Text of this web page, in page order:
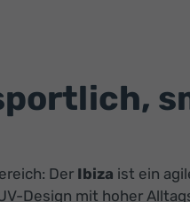
Der Ibiza ist ein
Design mit hoher